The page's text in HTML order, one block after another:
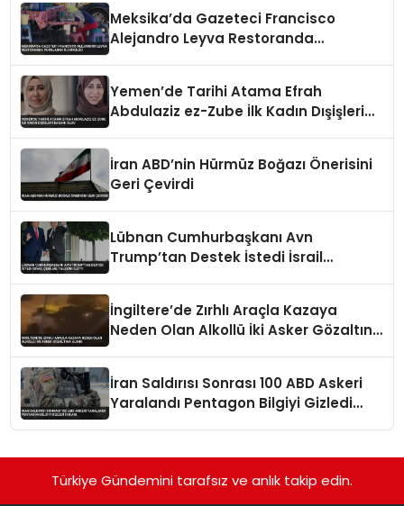
Meksika’da Gazeteci Francisco
Alejandro Leyva Restoranda
Yemen’de Tarihi Atama Efrah
Abdulaziz ez-Zube İlk Kadın Dışişleri
İran ABD’nin Hürmüz Boğazı Önerisini
Geri Çevirdi
Lübnan Cumhurbaşkanı Avn
Trump’tan Destek İstedi İsrail
İngiltere’de Zırhlı Araçla Kazaya
Neden Olan Alkollü İki Asker Gözaltına
İran Saldırısı Sonrası 100 ABD Askeri
Yaralandı Pentagon Bilgiyi Gizledi
Türkiye Gündemini tarafsız ve anlık takip edin.